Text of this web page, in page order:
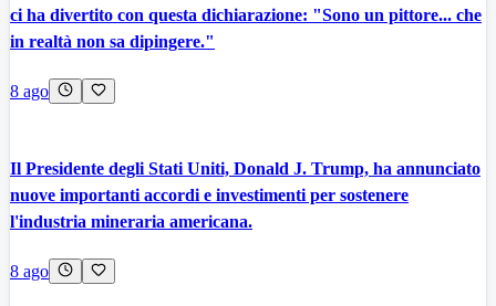
ci ha divertito con questa dichiarazione: "Sono un pittore... che
in realtà non sa dipingere."
8 ago
Il Presidente degli Stati Uniti, Donald J. Trump, ha annunciato
nuove importanti accordi e investimenti per sostenere
l'industria mineraria americana.
8 ago